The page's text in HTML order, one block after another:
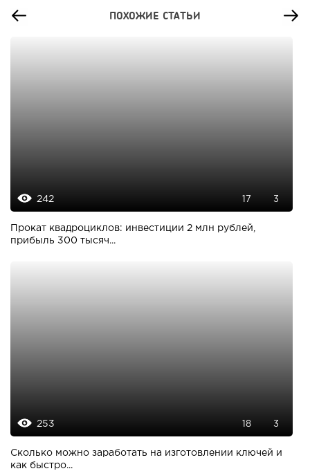
ПОХОЖИЕ СТАТЬИ
242 17 3
Прокат квадроциклов: инвестиции 2 млн рублей,
прибыль 300 тысяч...
253 18 3
Сколько можно заработать на изготовлении ключей и
как быстро...